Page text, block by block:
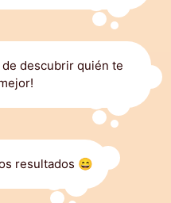
de descubrir quién te
resultados 😄